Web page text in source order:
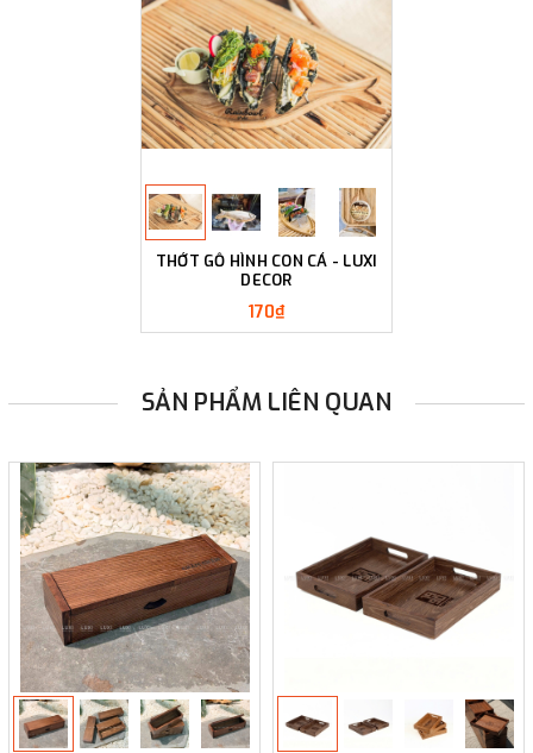
THỚT GỖ HÌNH CON CÁ - LUXI
DECOR
170₫
SẢN PHẨM LIÊN QUAN